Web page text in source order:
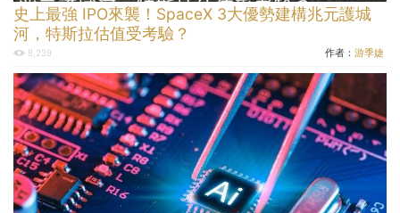
史上最強 IPO來襲！SpaceX 3大優勢建構兆元護城
河，特斯拉估值受考驗？
8,239 作者： 游季婕